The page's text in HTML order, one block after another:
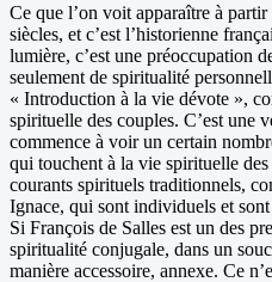
Ce que l’on voit apparaître à
siècles, et c’est l’historienne
lumière, c’est une préoccupation
seulement de spiritualité
« Introduction à la vie dévote »,
spirituelle des couples. C’est une
commence à voir un certain
qui touchent à la vie spirituelle
courants spirituels traditionnels,
Ignace, qui sont individuels et
Si François de Salles est un des
spiritualité conjugale, dans un
manière accessoire, annexe. Ce